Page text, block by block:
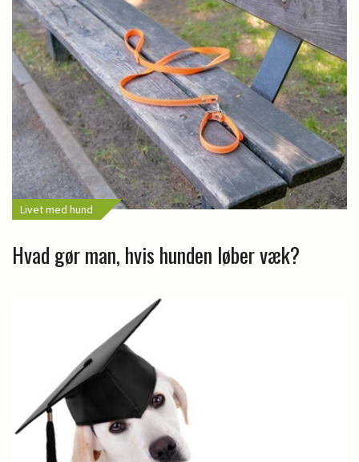
Livet med hund
Hvad gør man, hvis hunden løber væk?